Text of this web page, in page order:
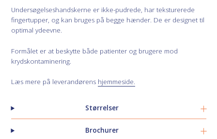
Undersøgelseshandskerne er ikke-pudrede, har teksturerede
fingertupper, og kan bruges på begge hænder. De er designet til
optimal ydeevne.
Formålet er at beskytte både patienter og brugere mod
krydskontaminering.
Læs mere på leverandørens hjemmeside.
Størrelser
Brochurer